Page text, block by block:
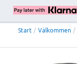
Start / Välkommen /